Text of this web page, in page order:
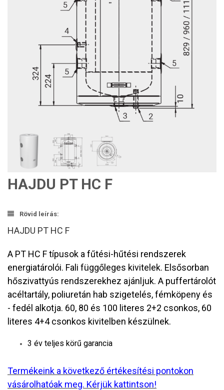
HAJDU PT HC F
Rövid leírás:
HAJDU PT HC F
A PT HC F típusok a fűtési-hűtési rendszerek
energiatárolói. Fali függőleges kivitelek. Elsősorban
hőszivattyús rendszerekhez ajánljuk. A puffertárolót
acéltartály, poliuretán hab szigetelés, fémköpeny és
- fedél alkotja. 60, 80 és 100 literes 2+2 csonkos, 60
literes 4+4 csonkos kivitelben készülnek.
3 év teljes körű garancia
Termékeink a következő értékesítési pontokon
vásárolhatóak meg. Kérjük kattintson!